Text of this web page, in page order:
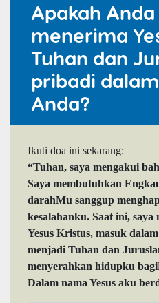
Apakah
menerima
Tuhan dan
pribadi
Anda?
Ikuti doa ini sekarang:
“Tuhan, saya mengakui
Saya membutuhkan
darahMu sanggup
kesalahanku. Saat ini,
Yesus Kristus, masuk
menjadi Tuhan dan
menyerahkan hidupku
Dalam nama Yesus aku